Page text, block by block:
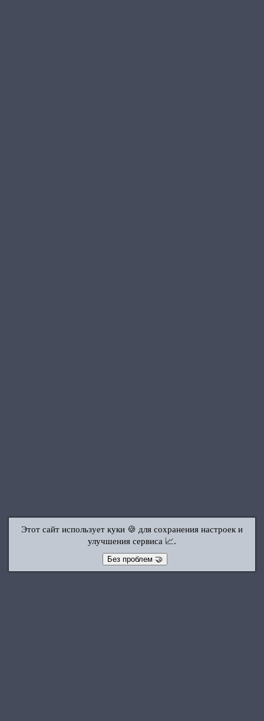
Этот сайт использует куки 🍪 для сохранения настроек и
улучшения сервиса 📈.
Без проблем 🤝